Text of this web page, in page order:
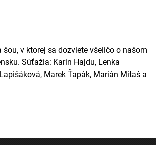
v ktorej sa dozviete všeličo o našom
Súťažia: Karin Hajdu, Lenka
Marek Ťapák, Marián Mitaš a